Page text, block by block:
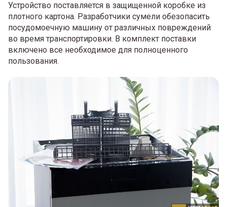
Устройство поставляется в защищенной коробке из
плотного картона. Разработчики сумели обезопасить
посудомоечную машину от различных повреждений
во время транспортировки. В комплект поставки
включено все необходимое для полноценного
пользования.